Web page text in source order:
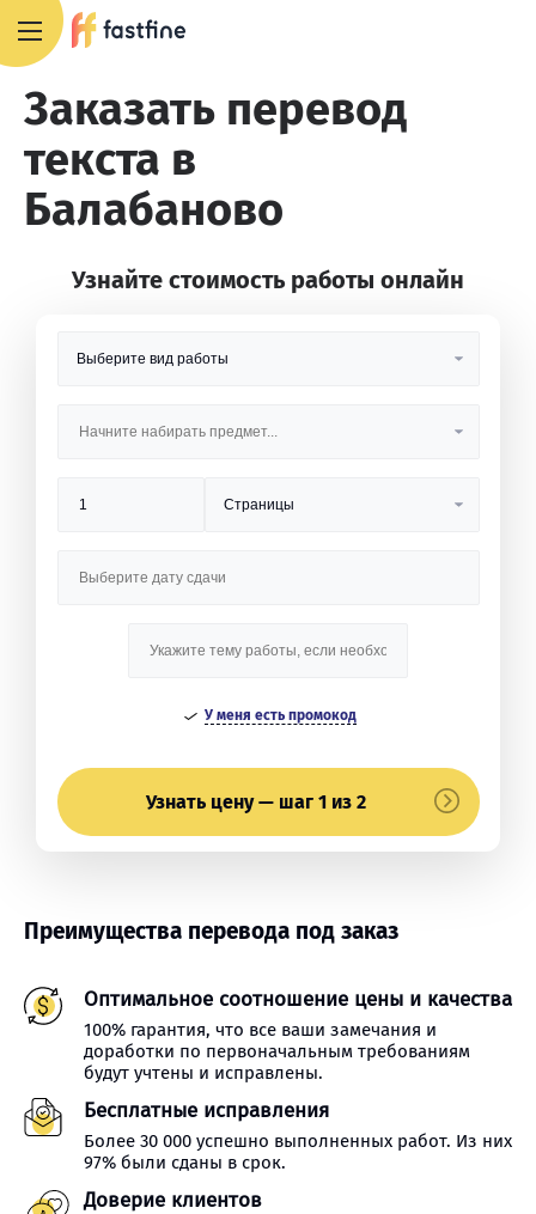
Заказать перевод
текста в
Балабаново
Узнайте стоимость работы онлайн
У меня есть промокод
Узнать цену — шаг 1 из 2
Преимущества перевода под заказ
Оптимальное соотношение цены и качества
100% гарантия, что все ваши замечания и
доработки по первоначальным требованиям
будут учтены и исправлены.
Бесплатные исправления
Более 30 000 успешно выполненных работ. Из них
97% были сданы в срок.
Доверие клиентов